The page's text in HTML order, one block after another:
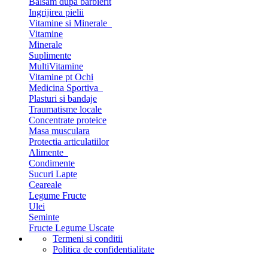
Ingrijirea pielii
Vitamine si Minerale
Vitamine
Minerale
Suplimente
MultiVitamine
Vitamine pt Ochi
Medicina Sportiva
Plasturi si bandaje
Traumatisme locale
Concentrate proteice
Masa musculara
Protectia articulatiilor
Alimente
Condimente
Sucuri Lapte
Ceareale
Legume Fructe
Ulei
Seminte
Fructe Legume Uscate
Termeni si conditii
Politica de confidentialitate